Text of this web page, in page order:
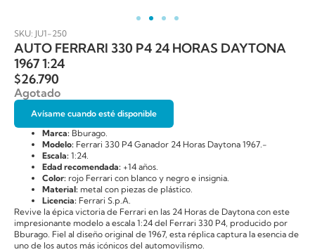
SKU: JU1-250
AUTO FERRARI 330 P4 24 HORAS DAYTONA
1967 1:24
$26.790
Agotado
Avísame cuando esté disponible
Marca: Bburago.
Modelo: Ferrari 330 P4 Ganador 24 Horas Daytona 1967.-
Escala: 1:24.
Edad recomendada: +14 años.
Color: rojo Ferrari con blanco y negro e insignia.
Material: metal con piezas de plástico.
Licencia: Ferrari S.p.A.
Revive la épica victoria de Ferrari en las 24 Horas de Daytona con este
impresionante modelo a escala 1:24 del Ferrari 330 P4, producido por
Bburago. Fiel al diseño original de 1967, esta réplica captura la esencia de
uno de los autos más icónicos del automovilismo.